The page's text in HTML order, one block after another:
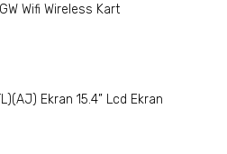
Wifi Wireless Kart
Ekran 15.4” Lcd Ekran